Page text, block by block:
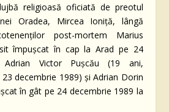
religioasă oficiată de preotul
Oradea, Mircea Ioniţă, lângă
post-mortem Marius
împuşcat în cap la Arad pe 24
Adrian Victor Puşcău (19 ani,
decembrie 1989) şi Adrian Dorin
în gât pe 24 decembrie 1989 la